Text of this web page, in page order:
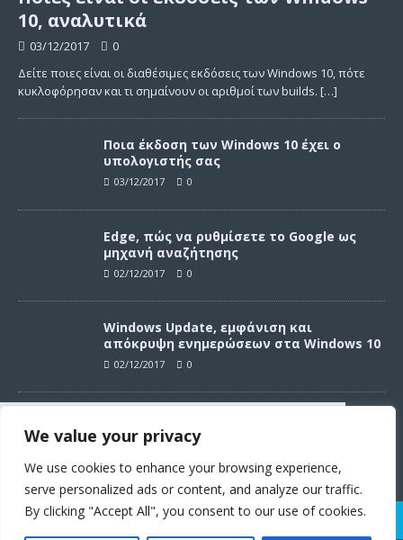
Συνεχίζοντας σε αυτό τον ιστότοπο
αποδέχεστε την χρήση των cookies
σύμφωνα με τους όρους χρήσης.
Όροι χρήσης
We value your privacy
We use cookies to enhance your browsing experience,
serve personalized ads or content, and analyze our traffic.
By clicking "Accept All", you consent to our use of cookies.
10, αναλυτικά
03/12/2017
0
Δείτε ποιες είναι οι διαθέσιμες εκδόσεις των Windows 10, πότε
κυκλοφόρησαν και τι σημαίνουν οι αριθμοί των builds. […]
Ποια έκδοση των Windows 10 έχει ο
υπολογιστής σας
03/12/2017 0
Edge, πώς να ρυθμίσετε το Google ως
μηχανή αναζήτησης
02/12/2017 0
Windows Update, εμφάνιση και
απόκρυψη ενημερώσεων στα Windows 10
02/12/2017 0
ενημερώσεων στα Windows 10